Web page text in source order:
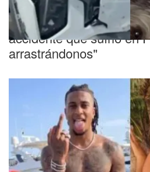
Logró sobrevivir
Una famosa actriz
accidente que sufrió en
arrastrándonos"